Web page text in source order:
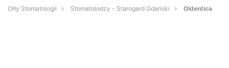
Orły Stomatologii Stomatolodzy - Starogard Gdański Oldentica